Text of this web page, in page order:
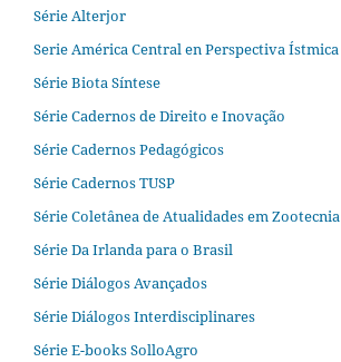
Série Alterjor
Serie América Central en Perspectiva Ístmica
Série Biota Síntese
Série Cadernos de Direito e Inovação
Série Cadernos Pedagógicos
Série Cadernos TUSP
Série Coletânea de Atualidades em Zootecnia
Série Da Irlanda para o Brasil
Série Diálogos Avançados
Série Diálogos Interdisciplinares
Série E-books SolloAgro